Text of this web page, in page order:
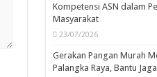
Kompetensi ASN dalam
Masyarakat
23/07/2026
Gerakan Pangan Murah
Palangka Raya, Bantu